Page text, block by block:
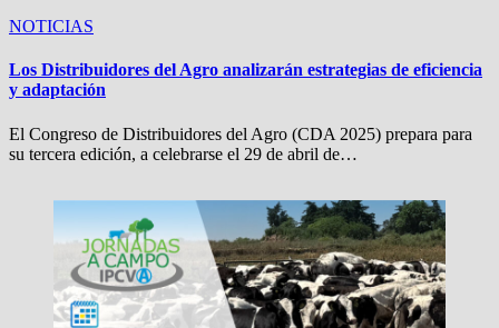
NOTICIAS
Los Distribuidores del Agro analizarán estrategias de eficiencia
y adaptación
El Congreso de Distribuidores del Agro (CDA 2025) prepara para
su tercera edición, a celebrarse el 29 de abril de…